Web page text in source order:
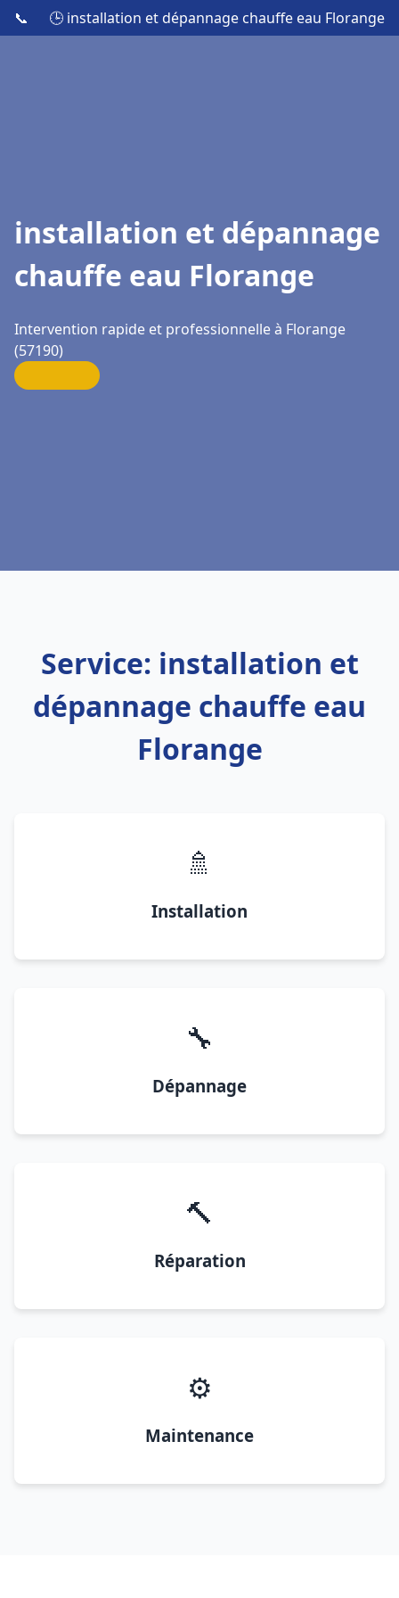
📞 🕒 installation et dépannage chauffe eau Florange
installation et dépannage
chauffe eau Florange
Intervention rapide et professionnelle à Florange
(57190)
Service: installation et
dépannage chauffe eau
Florange
🚿
Installation
🔧
Dépannage
🔨
Réparation
⚙️
Maintenance